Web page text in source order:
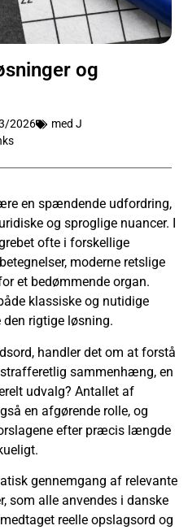
og
2026
med J
en spændende udfordring,
og sproglige nuancer. I
ofte i forskellige
moderne retslige
et bedømmende organ.
klassiske og nutidige
rigtige løsning.
handler det om at forstå
sammenhæng, en
udvalg? Antallet af
en afgørende rolle, og
efter præcis længde
gennemgang af relevante
som alle anvendes i danske
reelle opslagsord og